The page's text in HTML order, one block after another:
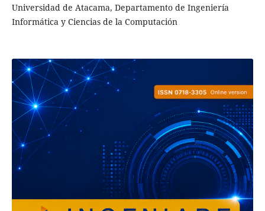
Universidad de Atacama, Departamento de Ingeniería
Informática y Ciencias de la Computación